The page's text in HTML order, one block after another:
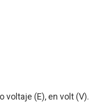
voltaje (E), en volt (V).